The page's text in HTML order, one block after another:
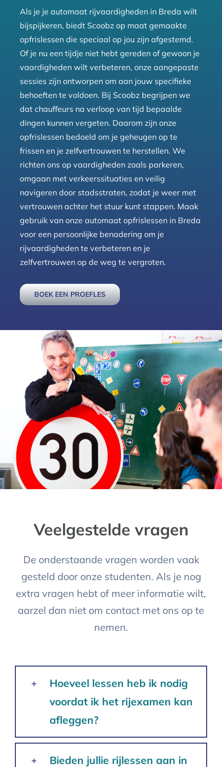
Als je je automaat rijvaardigheden in Breda wilt
bijspijkeren, biedt Scoobz op maat gemaakte
opfrislessen die speciaal op jou zijn afgestemd.
Of je nu een tijdje niet hebt gereden of gewoon je
vaardigheden wilt verbeteren, onze aangepaste
sessies zijn ontworpen om aan jouw specifieke
behoeften te voldoen. Bij Scoobz begrijpen we
dat chauffeurs na verloop van tijd bepaalde
dingen kunnen vergeten. Daarom zijn onze
opfrislessen bedoeld om je geheugen op te
frissen en je zelfvertrouwen te herstellen. We
richten ons op vaardigheden zoals parkeren,
omgaan met verkeerssituaties en veilig
navigeren door stadsstraten, zodat je weer met
vertrouwen achter het stuur kunt stappen. Maak
gebruik van onze automaat opfrislessen in Breda
voor een persoonlijke benadering om je
rijvaardigheden te verbeteren en je
zelfvertrouwen op de weg te vergroten.
BOEK EEN PROEFLES
Veelgestelde vragen
De onderstaande vragen worden vaak
gesteld door onze studenten. Als je nog
extra vragen hebt of meer informatie wilt,
aarzel dan niet om contact met ons op te
nemen.
Hoeveel lessen heb ik nodig
voordat ik het rijexamen kan
afleggen?
Bieden jullie rijlessen aan in